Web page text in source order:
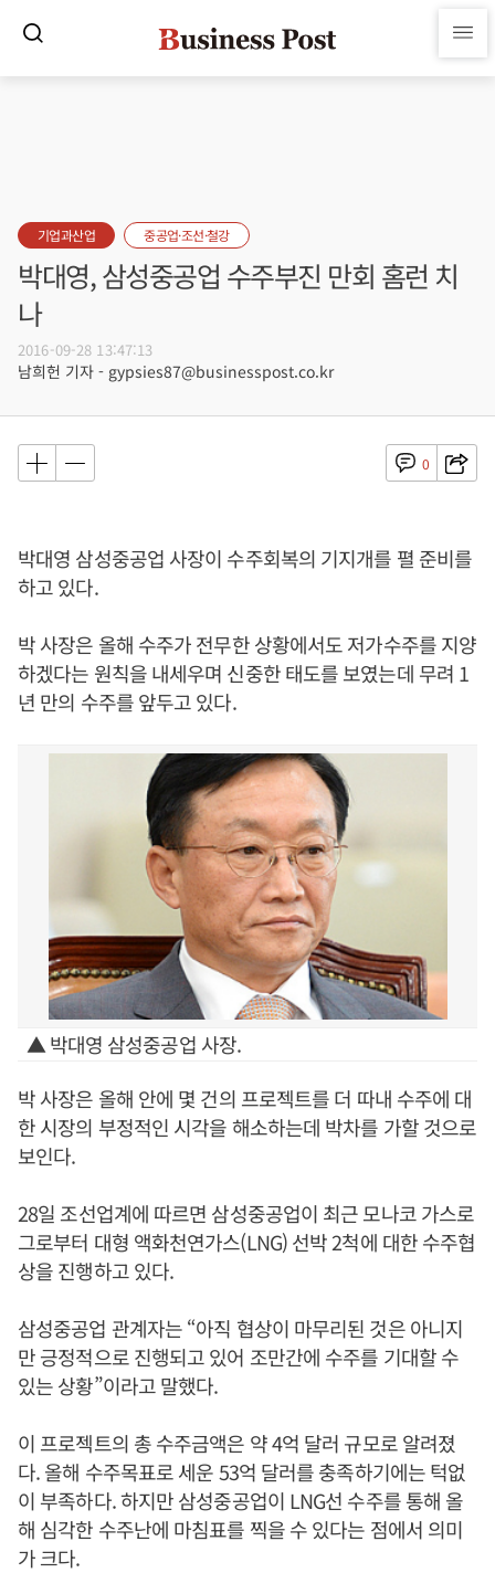
기업과산업 중공업·조선·철강
박대영, 삼성중공업 수주부진 만회 홈런 치
나
2016-09-28 13:47:13
남희헌 기자 - gypsies87@businesspost.co.kr
0
박대영 삼성중공업 사장이 수주회복의 기지개를 펼 준비를
하고 있다.
박 사장은 올해 수주가 전무한 상황에서도 저가수주를 지양
하겠다는 원칙을 내세우며 신중한 태도를 보였는데 무려 1
년 만의 수주를 앞두고 있다.
▲ 박대영 삼성중공업 사장.
박 사장은 올해 안에 몇 건의 프로젝트를 더 따내 수주에 대
한 시장의 부정적인 시각을 해소하는데 박차를 가할 것으로
보인다.
28일 조선업계에 따르면 삼성중공업이 최근 모나코 가스로
그로부터 대형 액화천연가스(LNG) 선박 2척에 대한 수주협
상을 진행하고 있다.
삼성중공업 관계자는 “아직 협상이 마무리된 것은 아니지
만 긍정적으로 진행되고 있어 조만간에 수주를 기대할 수
있는 상황”이라고 말했다.
이 프로젝트의 총 수주금액은 약 4억 달러 규모로 알려졌
다. 올해 수주목표로 세운 53억 달러를 충족하기에는 턱없
이 부족하다. 하지만 삼성중공업이 LNG선 수주를 통해 올
해 심각한 수주난에 마침표를 찍을 수 있다는 점에서 의미
가 크다.